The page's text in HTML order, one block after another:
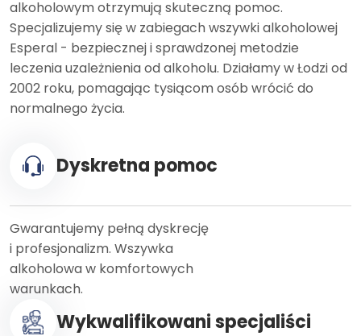
alkoholowym otrzymują skuteczną pomoc.
Specjalizujemy się w zabiegach wszywki alkoholowej
Esperal - bezpiecznej i sprawdzonej metodzie
leczenia uzależnienia od alkoholu. Działamy w Łodzi od
2002 roku, pomagając tysiącom osób wrócić do
normalnego życia.
Dyskretna pomoc
Gwarantujemy pełną dyskrecję
i profesjonalizm. Wszywka
alkoholowa w komfortowych
warunkach.
Wykwalifikowani specjaliści